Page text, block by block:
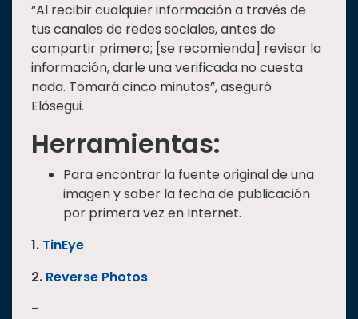
“Al recibir cualquier información a través de
tus canales de redes sociales, antes de
compartir primero; [se recomienda] revisar la
información, darle una verificada no cuesta
nada. Tomará cinco minutos”, aseguró
Elósegui.
Herramientas:
Para encontrar la fuente original de una
imagen y saber la fecha de publicación
por primera vez en Internet.
1. TinEye
2. Reverse Photos
–